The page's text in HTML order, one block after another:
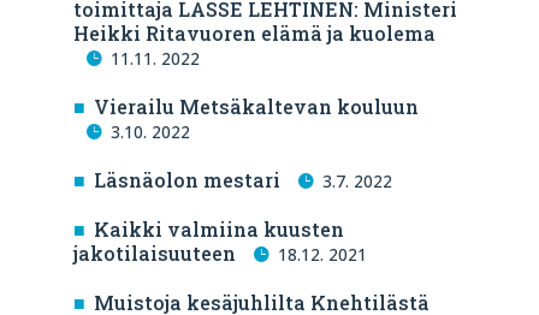
toimittaja LASSE LEHTINEN: Ministeri
Heikki Ritavuoren elämä ja kuolema
11.11. 2022
Vierailu Metsäkaltevan kouluun
3.10. 2022
Läsnäolon mestari 3.7. 2022
Kaikki valmiina kuusten
jakotilaisuuteen
18.12. 2021
Muistoja kesäjuhlilta Knehtilästä